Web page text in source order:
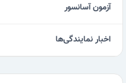
آزمون آسانسور
اخبار نمایندگی‌ها